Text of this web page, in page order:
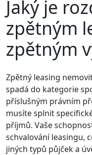
Jaký je
zpětným
zpětným
Zpětný leasing
spadá do kategorie
příslušným právním
musíte splnit
příjmů. Vaše
schvalování leasingu,
jiných typů půjček a